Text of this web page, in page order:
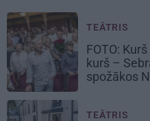
TEĀTRIS
FOTO:
kurš –
spožākos
TEĀTRIS